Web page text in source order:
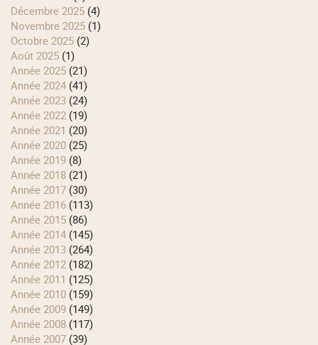
décembre 2025 (4)
novembre 2025 (1)
octobre 2025 (2)
août 2025 (1)
année 2025 (21)
année 2024 (41)
année 2023 (24)
année 2022 (19)
année 2021 (20)
année 2020 (25)
année 2019 (8)
année 2018 (21)
année 2017 (30)
année 2016 (113)
année 2015 (86)
année 2014 (145)
année 2013 (264)
année 2012 (182)
année 2011 (125)
année 2010 (159)
année 2009 (149)
année 2008 (117)
année 2007 (39)